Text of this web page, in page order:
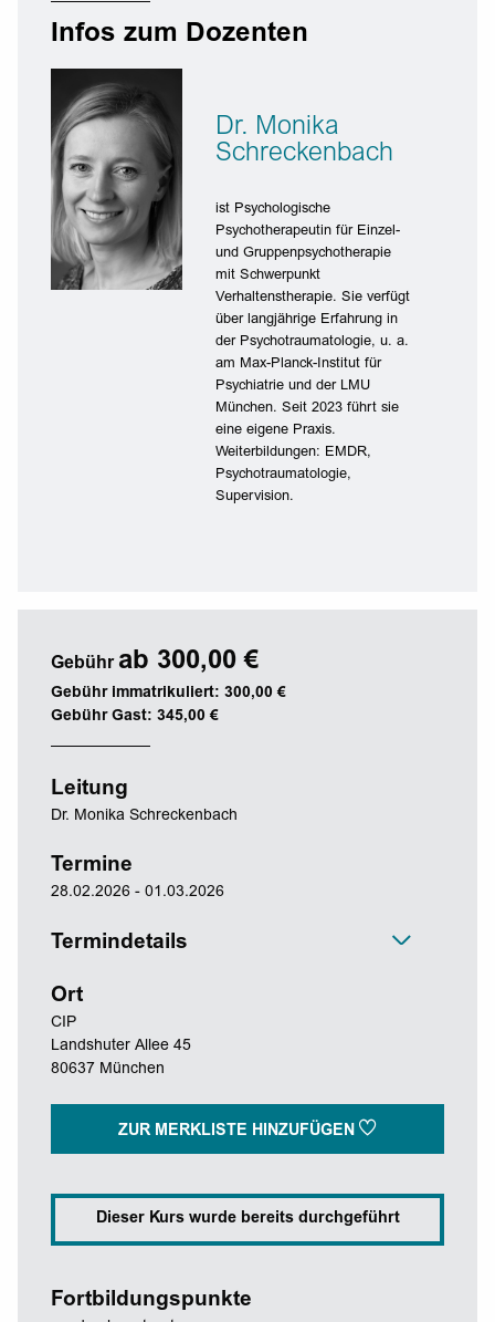
Infos zum Dozenten
Dr. Monika
Schreckenbach
ist Psychologische
Psychotherapeutin für Einzel-
und Gruppenpsychotherapie
mit Schwerpunkt
Verhaltenstherapie. Sie verfügt
über langjährige Erfahrung in
der Psychotraumatologie, u. a.
am Max-Planck-Institut für
Psychiatrie und der LMU
München. Seit 2023 führt sie
eine eigene Praxis.
Weiterbildungen: EMDR,
Psychotraumatologie,
Supervision.
Gebühr ab 300,00 €
Gebühr immatrikuliert: 300,00 €
Gebühr Gast: 345,00 €
Leitung
Dr. Monika Schreckenbach
Termine
28.02.2026 - 01.03.2026
Termindetails
Ort
CIP
Landshuter Allee 45
80637 München
ZUR MERKLISTE HINZUFÜGEN
Dieser Kurs wurde bereits durchgeführt
Fortbildungspunkte